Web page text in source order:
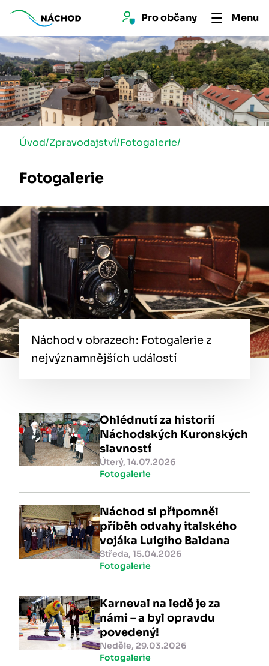
Pro občany Menu
Úvod/Zpravodajství/Fotogalerie/
Fotogalerie
Náchod v obrazech: Fotogalerie z
nejvýznamnějších událostí
Ohlédnutí za historií
Náchodských Kuronských
slavností
Úterý, 14.07.2026
Fotogalerie
Náchod si připomněl
příběh odvahy italského
vojáka Luigiho Baldana
Středa, 15.04.2026
Fotogalerie
Karneval na ledě je za
námi – a byl opravdu
povedený!
Neděle, 29.03.2026
Fotogalerie